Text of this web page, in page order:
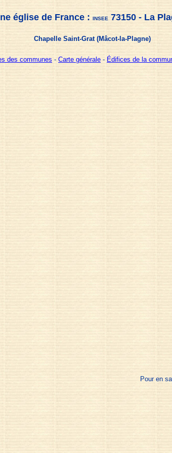
église de France : INSEE73150 - La
Chapelle Saint-Grat (Mâcot-la-Plagne)
des communes - Carte générale - Édifices de la
Pour en